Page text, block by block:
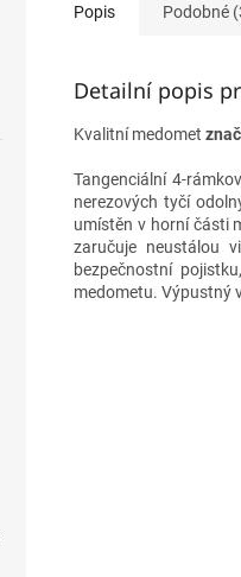
Popis Podobné
Detailní popis
Kvalitní medomet
Tangenciální 4-
nerezových tyčí
umístěn v horní části
zaručuje neustálou
bezpečnostní
medometu. Výpustný